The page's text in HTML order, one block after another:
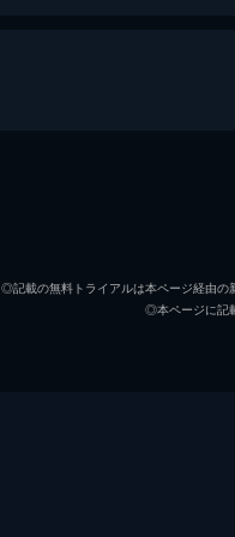
デヴィッド
◎記載の無料トライアルは本ページ経由の
◎本ページに記